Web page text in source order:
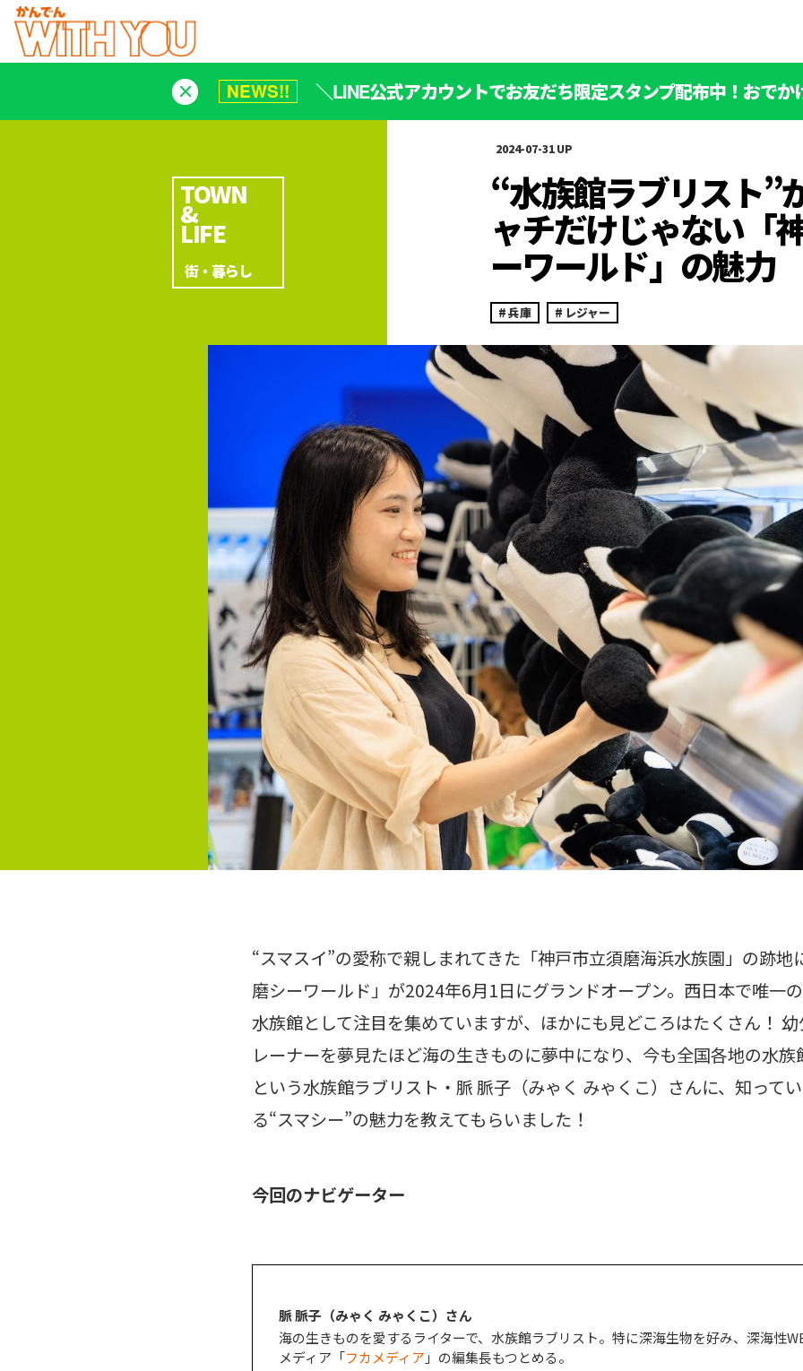
NEWS!! ＼LINE公式アカウントでお友だち限定スタンプ配布中！おで
2024-07-31
“水族館ラブリスト”
ャチだけじゃない「
ーワールド」の魅力
兵庫 レジャー
“スマスイ”の愛称で親しまれてきた「神戸市立須磨海浜水族園」の跡地
磨シーワールド」が2024年6月1日にグランドオープン。西日本で唯一
水族館として注目を集めていますが、ほかにも見どころはたくさん！
レーナーを夢見たほど海の生きものに夢中になり、今も全国各地の水
という水族館ラブリスト・脈 脈子（みゃく みゃくこ）さんに、知って
る“スマシー”の魅力を教えてもらいました！
今回のナビゲーター
脈 脈子（みゃく みゃくこ）さん
海の生きものを愛するライターで、水族館ラブリスト。特に深海生物を好み、深海性
メディア「フカメディア 」の編集長もつとめる。